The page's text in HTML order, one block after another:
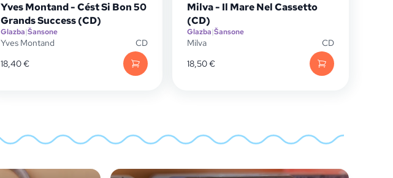
Yves Montand - Cést Si Bon 50
Grands Success (CD)
Glazba|Šansone
Yves Montand
CD
18,40€
Milva - Il Mare Nel Cassetto
(CD)
Glazba|Šansone
Milva
CD
18,50€